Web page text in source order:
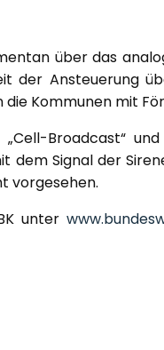
über das
der Ansteuerung
Kommunen mit
Broadcast“
Signal der
vorgesehen.
unter